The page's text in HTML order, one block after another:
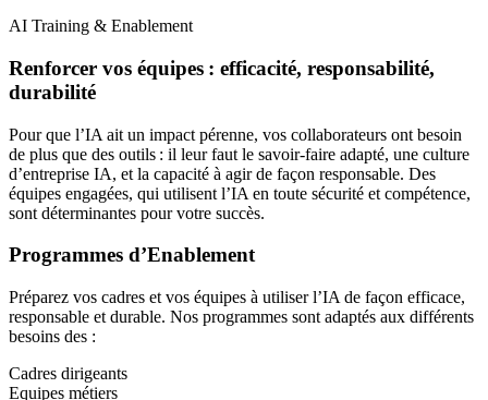
AI Training & Enablement
Renforcer vos équipes : efficacité, responsabilité,
durabilité
Pour que l’IA ait un impact pérenne, vos collaborateurs ont besoin
de plus que des outils : il leur faut le savoir-faire adapté, une culture
d’entreprise IA, et la capacité à agir de façon responsable. Des
équipes engagées, qui utilisent l’IA en toute sécurité et compétence,
sont déterminantes pour votre succès.
Programmes d’Enablement
Préparez vos cadres et vos équipes à utiliser l’IA de façon efficace,
responsable et durable. Nos programmes sont adaptés aux différents
besoins des :
Cadres dirigeants
Equipes métiers